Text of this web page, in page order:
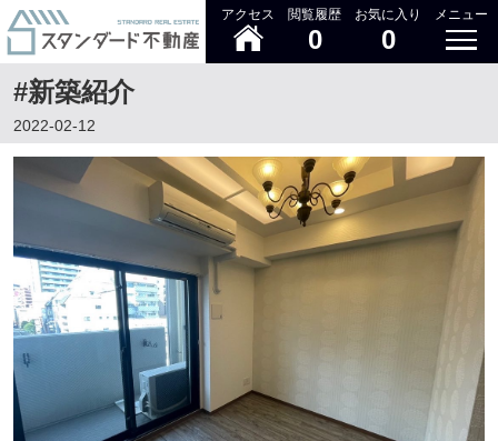
アクセス 閲覧履歴
0
お気に入り
0
メニュー
#新築紹介
2022-02-12